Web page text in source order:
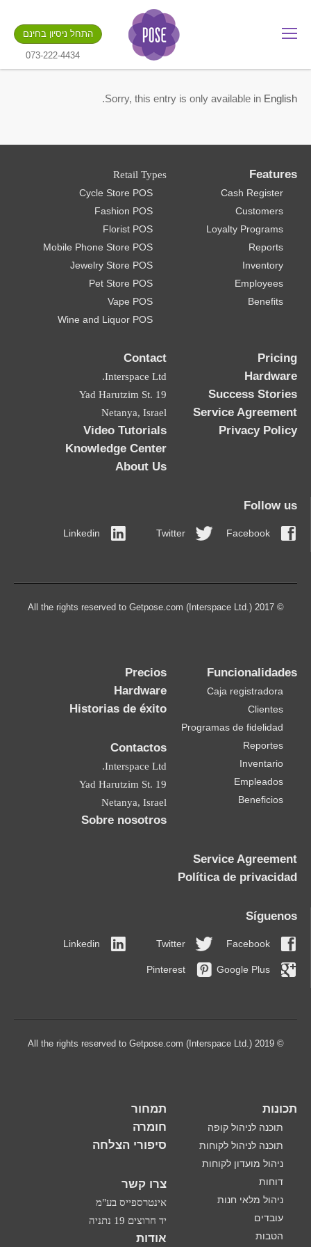
.gotpose.com
התחל ניסיון בחינם
073-222-4434
Sorry, this entry is only available in English
.
Features
Cash Register
Customers
Loyalty Programs
Reports
Inventory
Employees
Benefits
Retail Types
Cycle Store POS
Fashion POS
Florist POS
Mobile Phone Store POS
Jewelry Store POS
Pet Store POS
Vape POS
Wine and Liquor POS
Pricing
Hardware
Success Stories
Service Agreement
Privacy Policy
Contact
Interspace Ltd.
19 Yad Harutzim St.
Netanya, Israel
Video Tutorials
Knowledge Center
About Us
Follow us
Facebook
Twitter
Linkedin
© 2017 All the rights reserved to Getpose.com (Interspace Ltd.)
Funcionalidades
Caja registradora
Clientes
Programas de fidelidad
Reportes
Inventario
Empleados
Beneficios
Precios
Hardware
Historias de éxito
Contactos
Interspace Ltd.
19 Yad Harutzim St.
Netanya, Israel
Sobre nosotros
Service Agreement
Política de privacidad
Síguenos
Facebook
Twitter
Linkedin
Google Plus
Pinterest
© 2019 All the rights reserved to Getpose.com (Interspace Ltd.)
תכונות
תוכנה לניהול קופה
תוכנה לניהול לקוחות
ניהול מועדון לקוחות
דוחות
ניהול מלאי חנות
עובדים
הטבות
תמחור
חומרה
סיפורי הצלחה
צרו קשר
אינטרספייס בע"מ
יד חרוצים 19 נתניה
אודות